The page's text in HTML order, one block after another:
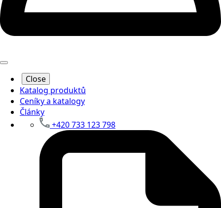
Close
Katalog produktů
Ceníky a katalogy
Články
+420 733 123 798